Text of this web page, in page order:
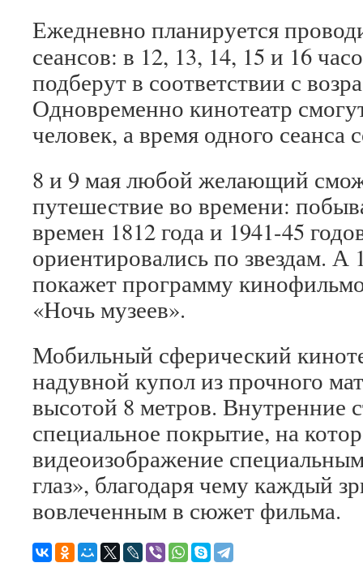
Ежедневно планируется
сеансов: в 12, 13, 14, 15 и 16
подберут в соответствии с
Одновременно кинотеатр
человек, а время одного сеанса
8 и 9 мая любой желающий
путешествие во времени:
времен 1812 года и 1941-45
ориентировались по звездам. А
покажет программу
«Ночь музеев».
Мобильный сферический
надувной купол из прочного
высотой 8 метров. Внутренние
специальное покрытие, на
видеоизображение
глаз», благодаря чему каждый
вовлеченным в сюжет фильма.